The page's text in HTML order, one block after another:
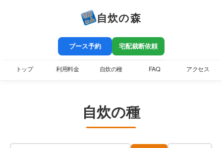
自炊の森
ブース予約 宅配裁断依頼
トップ 利用料金 自炊の種 FAQ アクセス
自炊の種